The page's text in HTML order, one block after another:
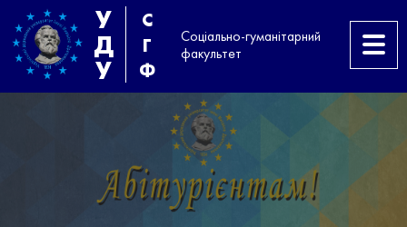
У
Д
У
С
Г
Ф
Соціально-гуманітарний
факультет